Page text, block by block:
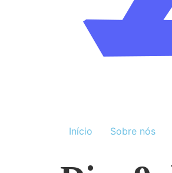
Início Sobre nós